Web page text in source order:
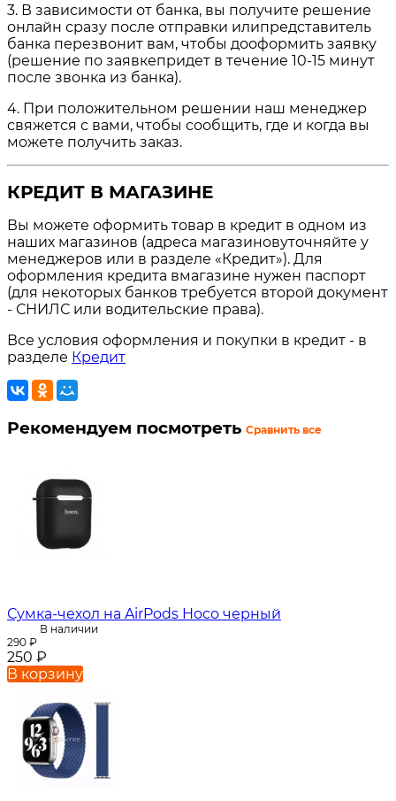
3. В зависимости от банка, вы получите решение
онлайн сразу после отправки илипредставитель
банка перезвонит вам, чтобы дооформить заявку
(решение по заявкепридет в течение 10-15 минут
после звонка из банка).
4. При положительном решении наш менеджер
свяжется с вами, чтобы сообщить, где и когда вы
можете получить заказ.
КРЕДИТ В МАГАЗИНЕ
Вы можете оформить товар в кредит в одном из
наших магазинов (адреса магазиновуточняйте у
менеджеров или в разделе «Кредит»). Для
оформления кредита вмагазине нужен паспорт
(для некоторых банков требуется второй документ
- СНИЛС или водительские права).
Все условия оформления и покупки в кредит - в
разделе Кредит
Рекомендуем посмотреть Сравнить все
Сумка-чехол на AirPods Hoco черный
В наличии
290 ₽
250 ₽
В корзину